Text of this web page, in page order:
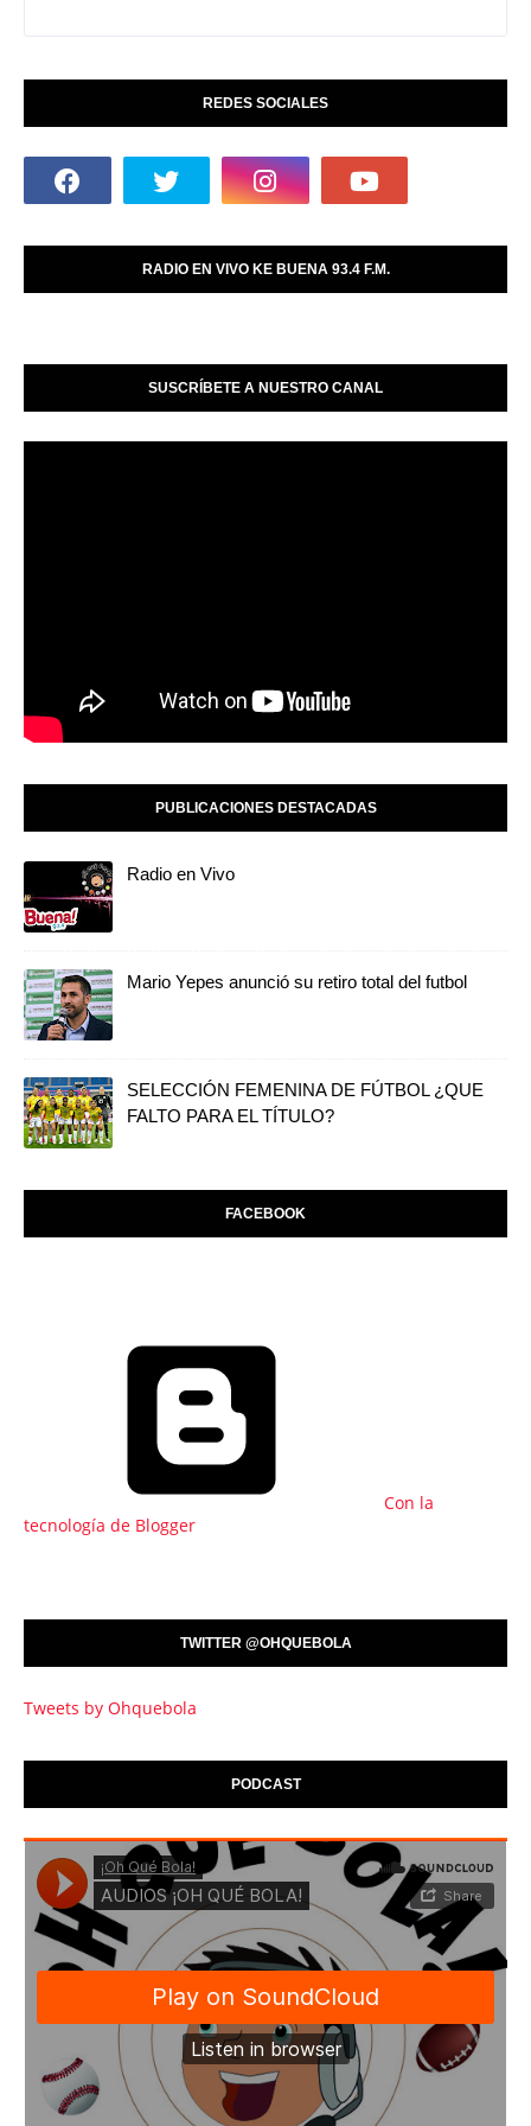
REDES SOCIALES
RADIO EN VIVO KE BUENA 93.4 F.M.
SUSCRÍBETE A NUESTRO CANAL
PUBLICACIONES DESTACADAS
Radio en Vivo
Mario Yepes anunció su retiro total del futbol
SELECCIÓN FEMENINA DE FÚTBOL ¿QUE
FALTO PARA EL TÍTULO?
FACEBOOK
Con la
tecnología de Blogger
TWITTER @OHQUEBOLA
Tweets by Ohquebola
PODCAST